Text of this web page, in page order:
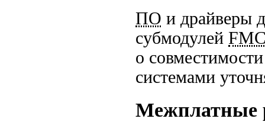
ПО и драйверы
субмодулей
о
системами
Межплатные